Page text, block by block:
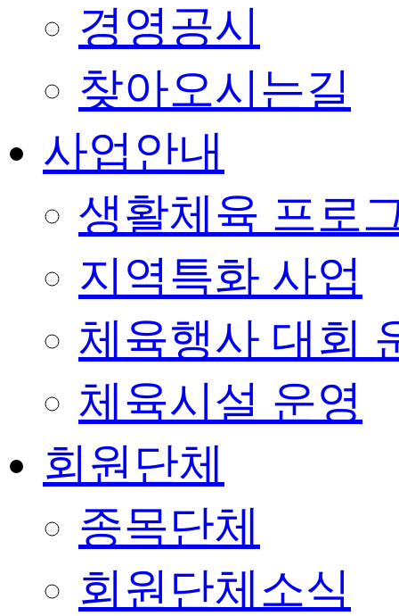
경영공시
찾아오시는길
사업안내
생활체육 프로
지역특화 사업
체육행사 대회
체육시설 운영
회원단체
종목단체
회원단체소식